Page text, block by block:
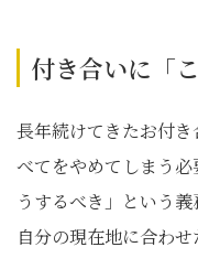
付き合いに「
長年続けてきたお付
べてをやめてしまう
うするべき」という
自分の現在地に合わ